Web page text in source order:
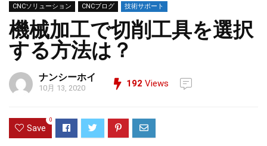
CNCソリューション CNCブログ 技術サポート
機械加工で切削工具を選択
する方法は？
ナンシーホイ
10月 13, 2020 192 Views
Save
0